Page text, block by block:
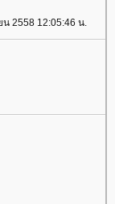
2558 12:05:46 น.